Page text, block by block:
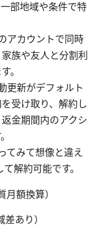
部地域や条件で特
アカウントで同時
族や友人と分割利
。
更新がデフォルト
受け取り、解約し
金期間内のアクシ
てみて想像と違え
解約可能です。
額換算）
あり）